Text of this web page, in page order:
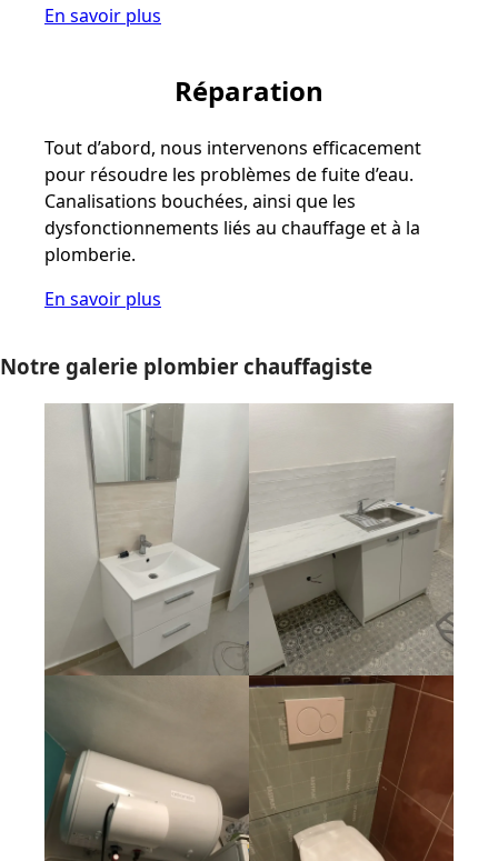
En savoir plus
Réparation
Tout d’abord, nous intervenons efficacement
pour résoudre les problèmes de fuite d’eau.
Canalisations bouchées, ainsi que les
dysfonctionnements liés au chauffage et à la
plomberie.
En savoir plus
Notre galerie plombier chauffagiste